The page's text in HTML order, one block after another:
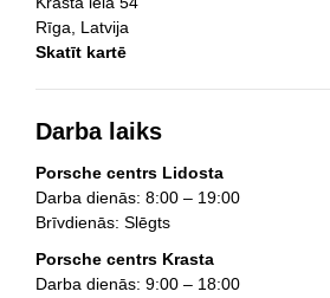
Rīga, Latvija
Skatīt kartē
Darba laiks
Porsche centrs Lidosta
Darba dienās: 8:00 – 19:00
Brīvdienās: Slēgts
Porsche centrs Krasta
Darba dienās: 9:00 – 18:00